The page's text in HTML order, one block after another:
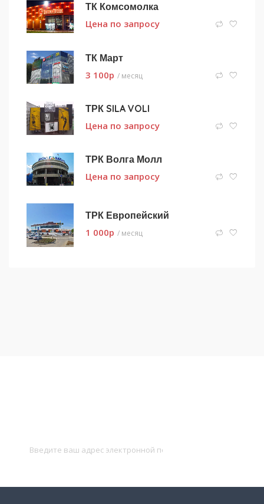
ТК Комсомолка
Цена по запросу
ТК Март
3 100p / месяц
ТРК SILA VOLI
Цена по запросу
ТРК Волга Молл
Цена по запросу
ТРК Европейский
1 000p / месяц